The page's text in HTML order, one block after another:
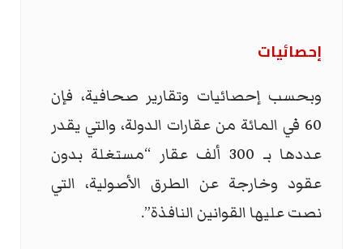
إحصائيات
وبحسب إحصائيات وتقارير صحافية، فإن
60 في المائة من عقارات الدولة، والتي يقدر
عددها بـ 300 ألف عقار “مستغلة بدون
عقود وخارجة عن الطرق الأصولية، التي
نصت عليها القوانين النافذة”.